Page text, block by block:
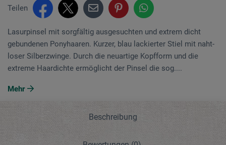
Teilen
Lasurpinsel mit sorgfältig ausgesuchten und extrem dicht
gebundenen Pony­haaren. Kurzer, blau lackierter Stiel mit naht­
loser Silberzwinge. Durch die neuartige Kopf­form und die
extreme Haar­dichte ermöglicht der Pinsel die sog....
Mehr
Beschreibung